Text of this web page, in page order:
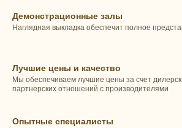
Демонстрационные залы
Наглядная выкладка обеспечит полное
Лучшие цены и качество
Мы обеспечиваем лучшие цены за счет
партнерских отношений с производителями
Опытные специалисты